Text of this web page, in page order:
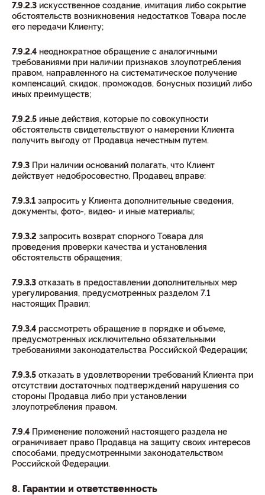
7.9.2.3 искусственное создание, имитация либо сокрытие
обстоятельств возникновения недостатков Товара после
его передачи Клиенту;
7.9.2.4 неоднократное обращение с аналогичными
требованиями при наличии признаков злоупотребления
правом, направленного на систематическое получение
компенсаций, скидок, промокодов, бонусных позиций либо
иных преимуществ;
7.9.2.5 иные действия, которые по совокупности
обстоятельств свидетельствуют о намерении Клиента
получить выгоду от Продавца нечестным путем.
7.9.3 При наличии оснований полагать, что Клиент
действует недобросовестно, Продавец вправе:
7.9.3.1 запросить у Клиента дополнительные сведения,
документы, фото-, видео- и иные материалы;
7.9.3.2 запросить возврат спорного Товара для
проведения проверки качества и установления
обстоятельств обращения;
7.9.3.3 отказать в предоставлении дополнительных мер
урегулирования, предусмотренных разделом 7.1
настоящих Правил;
7.9.3.4 рассмотреть обращение в порядке и объеме,
предусмотренных исключительно обязательными
требованиями законодательства Российской Федерации;
7.9.3.5 отказать в удовлетворении требований Клиента при
отсутствии достаточных подтверждений нарушения со
стороны Продавца либо при установлении
злоупотребления правом.
7.9.4 Применение положений настоящего раздела не
ограничивает право Продавца на защиту своих интересов
способами, предусмотренными законодательством
Российской Федерации.
8. Гарантии и ответственность